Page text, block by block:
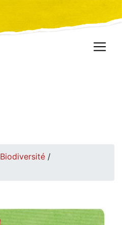
Biodiversité /